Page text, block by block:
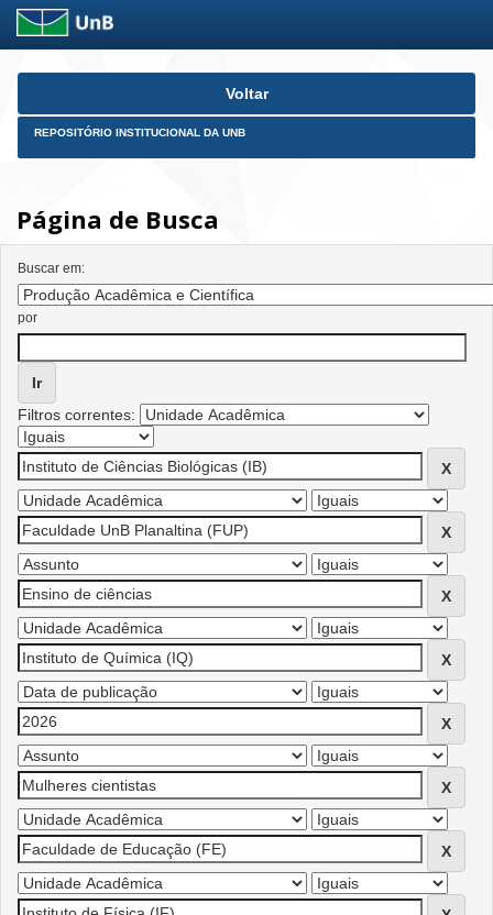
Skip
Voltar
REPOSITÓRIO INSTITUCIONAL DA UNB
Página de Busca
Buscar em:
por
Filtros correntes: